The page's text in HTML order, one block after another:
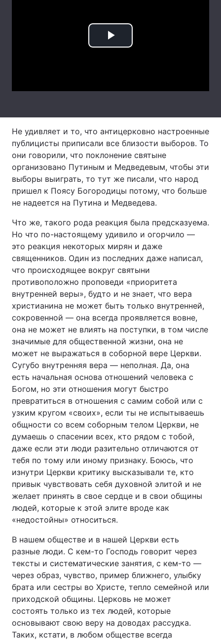
Статті
Думки
Play
Не удивляет и то, что антицерковно настроенные
публицисты приписали все близости выборов. То
они говорили, что поклонение святыне
организовано Путиным и Медведевым, чтобы эти
выборы выиграть, то тут же писали, что народ
пришел к Поясу Богородицы потому, что больше
не надеется на Путина и Медведева.
Что же, такого рода реакция была предсказуема.
Но что по-настоящему удивило и огорчило —
это реакция некоторых мирян и даже
священников. Один из последних даже написал,
что происходящее вокруг святыни
противоположно проповеди «приоритета
внутренней веры», будто и не знает, что вера
христианина не может быть только внутренней,
сокровенной — она всегда проявляется вовне,
она не может не влиять на поступки, в том числе
значимые для общественной жизни, она не
может не выражаться в соборной вере Церкви.
Сугубо внутренняя вера — неполная. Да, она
есть начальная основа отношений человека с
Богом, но эти отношения могут быстро
превратиться в отношения с самим собой или с
узким кругом «своих», если ты не испытываешь
общности со всем соборным телом Церкви, не
думаешь о спасении всех, кто рядом с тобой,
даже если эти люди разительно отличаются от
тебя по тому или иному признаку. Боюсь, что
изнутри Церкви критику высказывали те, кто
привык чувствовать себя духовной элитой и не
желает принять в свое сердце и в свои общины
людей, которые к этой элите вроде как
«недостойны» относиться.
В нашем обществе и в нашей Церкви есть
разные люди. С кем-то Господь говорит через
тексты и систематические занятия, с кем-то —
через образ, чувство, пример ближнего, улыбку
брата или сестры во Христе, тепло семейной или
приходской общины. Церковь не может
состоять только из тех людей, которые
основывают свою веру на доводах рассудка.
Таких, кстати, в любом обществе всегда